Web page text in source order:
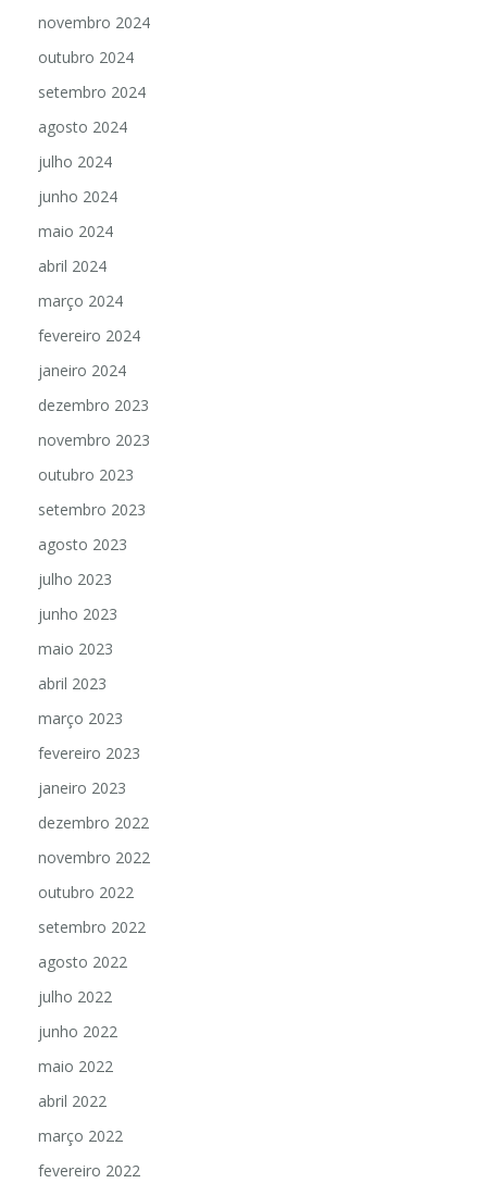
novembro 2024
outubro 2024
setembro 2024
agosto 2024
julho 2024
junho 2024
maio 2024
abril 2024
março 2024
fevereiro 2024
janeiro 2024
dezembro 2023
novembro 2023
outubro 2023
setembro 2023
agosto 2023
julho 2023
junho 2023
maio 2023
abril 2023
março 2023
fevereiro 2023
janeiro 2023
dezembro 2022
novembro 2022
outubro 2022
setembro 2022
agosto 2022
julho 2022
junho 2022
maio 2022
abril 2022
março 2022
fevereiro 2022